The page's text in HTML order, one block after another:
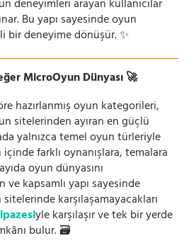
deneyimleri arayan kullanıcılar
Bu yapı sayesinde oyun
bir deneyime dönüşür. ✨
MicroOyun Dünyası 🚀
hazırlanmış oyun kategorileri,
sitelerinden ayıran en güçlü
yalnızca temel oyun türleriyle
içinde farklı oynanışlara, temalara
oyun dünyasını
kapsamlı yapı sayesinde
karşılaşamayacakları
yle karşılaşır ve tek bir yerde
bulur. 🗃️